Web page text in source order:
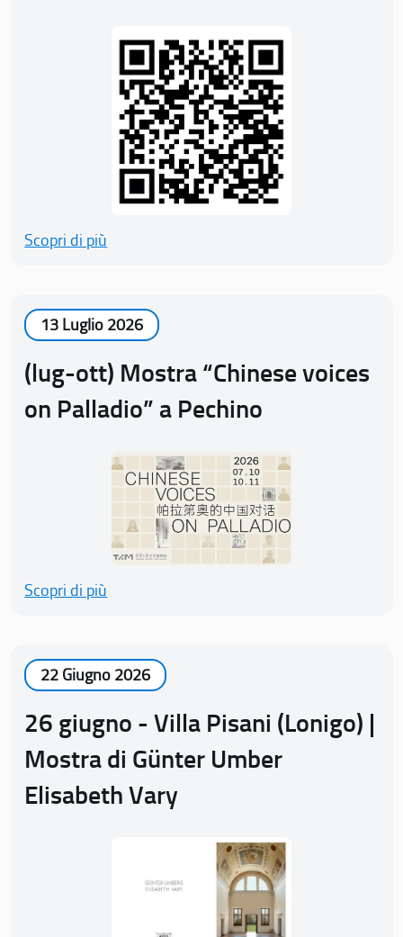
Scopri di più
13 Luglio 2026
(lug-ott) Mostra “Chinese voices
on Palladio” a Pechino
Scopri di più
22 Giugno 2026
26 giugno - Villa Pisani (Lonigo) |
Mostra di Günter Umber
Elisabeth Vary